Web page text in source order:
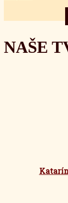
NAŠE